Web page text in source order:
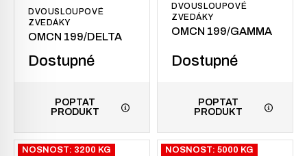
DVOUSLOUPOVÉ
ZVEDÁKY
OMCN 199/DELTA
Dostupné
POPTAT
PRODUKT
DVOUSLOUPOVÉ
ZVEDÁKY
OMCN 199/GAMMA
Dostupné
POPTAT
PRODUKT
NOSNOST: 3200 KG NOSNOST: 5000 KG